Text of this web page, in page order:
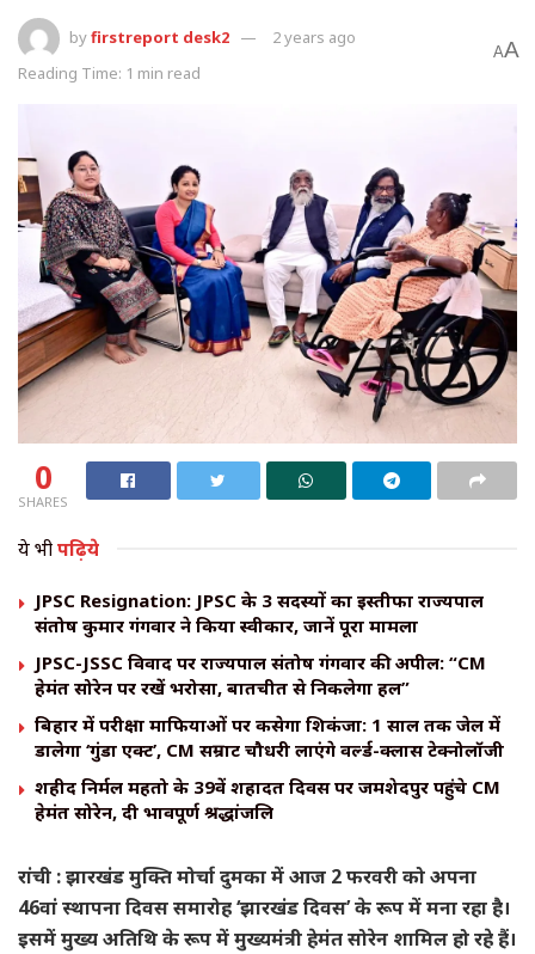
byfirstreport desk2
2 years ago
Reading Time: 1 min read
AA
0
SHARES
ये भीपढ़िये
JPSC Resignation: JPSC के 3 सदस्यों का इस्तीफा राज्यपाल
संतोष कुमार गंगवार ने किया स्वीकार, जानें पूरा मामला
JPSC-JSSC विवाद पर राज्यपाल संतोष गंगवार की अपील: “CM
हेमंत सोरेन पर रखें भरोसा, बातचीत से निकलेगा हल”
बिहार में परीक्षा माफियाओं पर कसेगा शिकंजा: 1 साल तक जेल में
डालेगा ‘गुंडा एक्ट’, CM सम्राट चौधरी लाएंगे वर्ल्ड-क्लास टेक्नोलॉजी
शहीद निर्मल महतो के 39वें शहादत दिवस पर जमशेदपुर पहुंचे CM
हेमंत सोरेन, दी भावपूर्ण श्रद्धांजलि
रांची : झारखंड मुक्ति मोर्चा दुमका में आज 2 फरवरी को अपना
46वां स्थापना दिवस समारोह ‘झारखंड दिवस’ के रूप में मना रहा है।
इसमें मुख्य अतिथि के रूप में मुख्यमंत्री हेमंत सोरेन शामिल हो रहे हैं।